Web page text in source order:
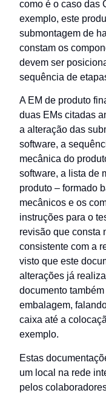
como é o caso das
exemplo, este
submontagem de
constam os
devem ser
sequência de
A EM de produto
duas EMs citadas
a alteração das
software, a
mecânica do
software, a lista de
produto – formado
mecânicos e os
instruções para o
revisão que consta
consistente com a
visto que este
alterações já
documento
embalagem,
caixa até a
exemplo.
Estas
um local na rede
pelos